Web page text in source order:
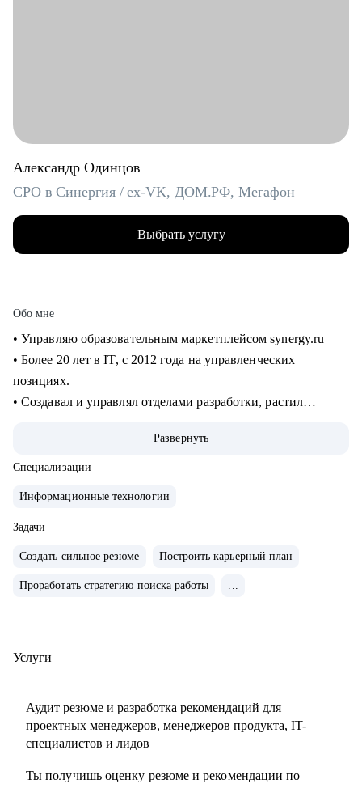
Александр Одинцов
CPO в Синергия / ex-VK, ДОМ.РФ, Мегафон
Выбрать услугу
Обо мне
• Управляю образовательным маркетплейсом synergy.ru
• Более 20 лет в IT, c 2012 года на управленческих
позициях.
• Создавал и управлял отделами разработки, растил
• Запускал b2b продукт от идеи до масштабирования.
NPS, Revenue.
• Занимаюсь наймом людей в команды: провел более 600
собеседований, изучил большое количество резюме.
предприятия» и «Проектное управление» для МИТУ
• Составить эффективное резюме
её достижения
• Разобрать любой продуктовый, управленческий или
• Дам рекомендации по управлению командой и её
Развернуть
Специализации
Информационные технологии
Задачи
Создать сильное резюме Построить карьерный план
Проработать стратегию поиска работы ...
Услуги
Аудит резюме и разработка рекомендаций для
проектных менеджеров, менеджеров продукта, IT-
специалистов и лидов
Ты получишь оценку резюме и рекомендации по